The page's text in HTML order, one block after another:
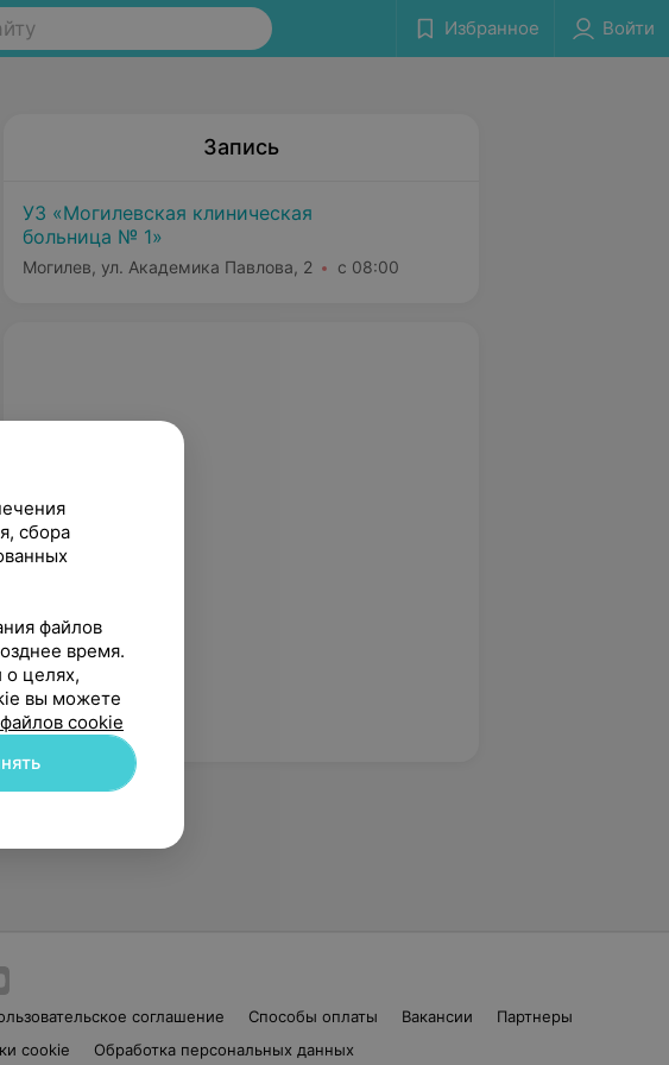
Избранное Войти
Запись
УЗ «Могилевская клиническая
больница № 1»
Могилев, ул. Академика Павлова, 2 с 08:00
соглашение Способы оплаты Вакансии
Партнеры
cookie Обработка персональных данных
сбора
файлов
время.
целях,
вы можете
cookie